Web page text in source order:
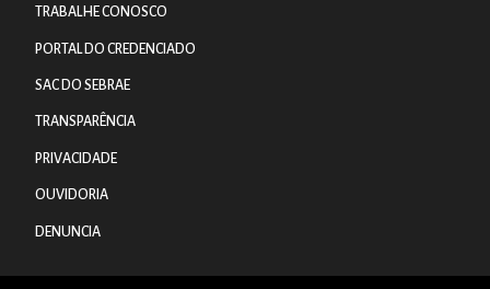
TRABALHE CONOSCO
PORTAL DO CREDENCIADO
SAC DO SEBRAE
TRANSPARÊNCIA
PRIVACIDADE
OUVIDORIA
DENUNCIA